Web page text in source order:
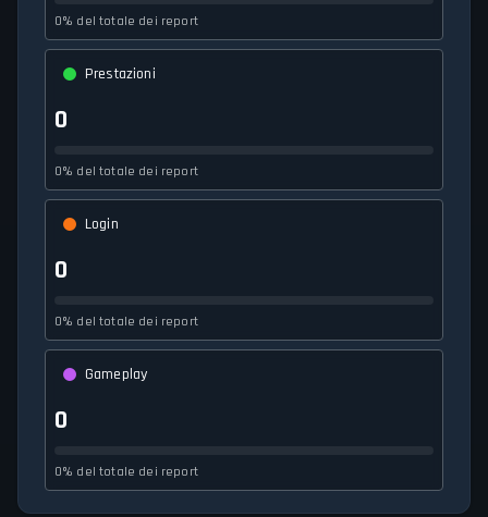
0% del totale dei report
Prestazioni
0
0% del totale dei report
Login
0
0% del totale dei report
Gameplay
0
0% del totale dei report